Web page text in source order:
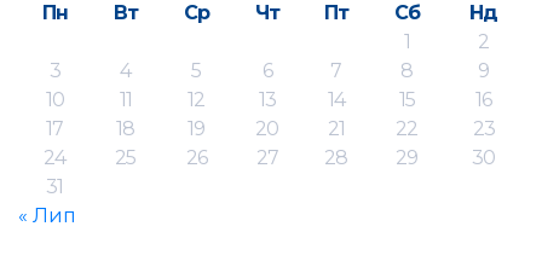
Пн
Вт Ср Чт Пт Сб
Нд
1
2
3
4 5 6 7 8
9
10
11 12 13 14 15
16
17
18 19 20 21 22
23
24
25 26 27 28 29
30
31
« Лип